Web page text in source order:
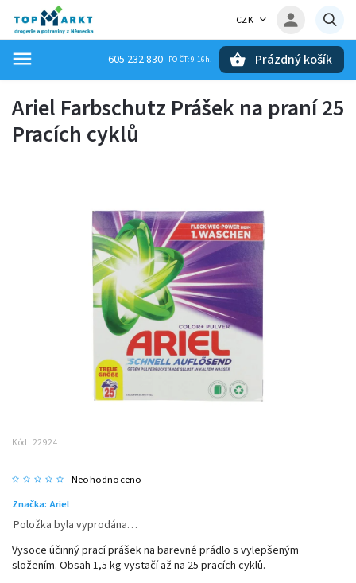
CZK
605 232 830 Prázdný košík
Ariel Farbschutz Prášek na praní 25
Pracích cyklů
Kód: 22924
Neohodnoceno
Značka: Ariel
Položka byla vyprodána…
Vysoce účinný prací prášek na barevné prádlo s vylepšeným
složením. Obsah 1,5 kg vystačí až na 25 pracích cyklů.